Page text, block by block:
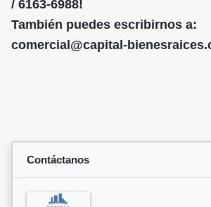
/ 6163-6988!
También puedes escribirnos a:
comercial@capital-
Contáctanos